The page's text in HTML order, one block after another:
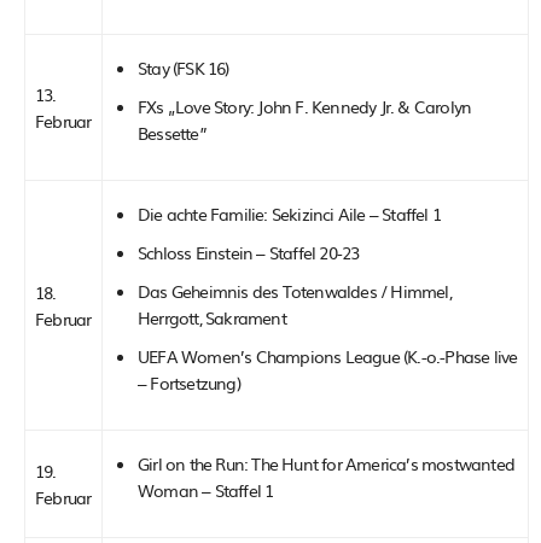
13.
Februar
Stay (FSK 16)
FXs „Love Story: John F. Kennedy Jr. & Carolyn
Bessette”
18.
Februar
Die achte Familie: Sekizinci Aile – Staffel 1
Schloss Einstein – Staffel 20-23
Das Geheimnis des Totenwaldes / Himmel,
Herrgott, Sakrament
UEFA Women’s Champions League (K.-o.-Phase live
– Fortsetzung)
19.
Februar
Girl on the Run: The Hunt for America’s mostwanted
Woman – Staffel 1